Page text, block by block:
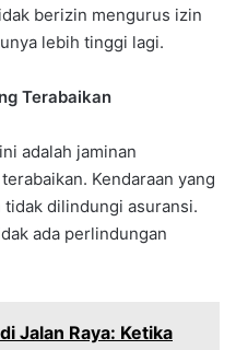
berizin mengurus izin
lebih tinggi lagi.
Terabaikan
adalah jaminan
Kendaraan yang
dilindungi asuransi.
ada perlindungan
Jalan Raya: Ketika